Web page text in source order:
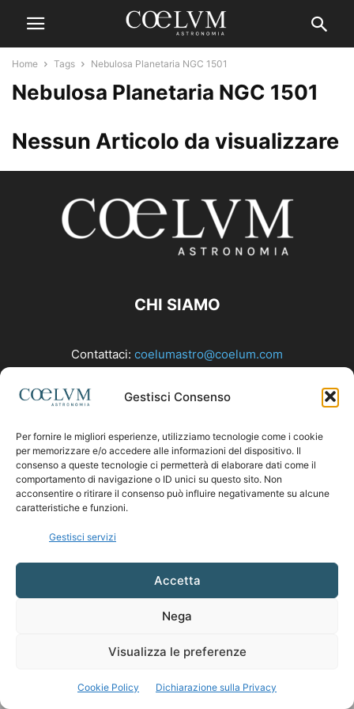
Gestisci Consenso
Per fornire le migliori esperienze, utilizziamo tecnologie come i cookie
per memorizzare e/o accedere alle informazioni del dispositivo. Il
consenso a queste tecnologie ci permetterà di elaborare dati come il
comportamento di navigazione o ID unici su questo sito. Non
acconsentire o ritirare il consenso può influire negativamente su alcune
caratteristiche e funzioni.
Gestisci servizi
Accetta
Nega
Visualizza le preferenze
Cookie Policy Dichiarazione sulla Privacy
Home Tags Nebulosa Planetaria NGC 1501
Nebulosa Planetaria NGC 1501
Nessun Articolo da visualizzare
CHI SIAMO
Contattaci: coelumastro@coelum.com
SEGUICI